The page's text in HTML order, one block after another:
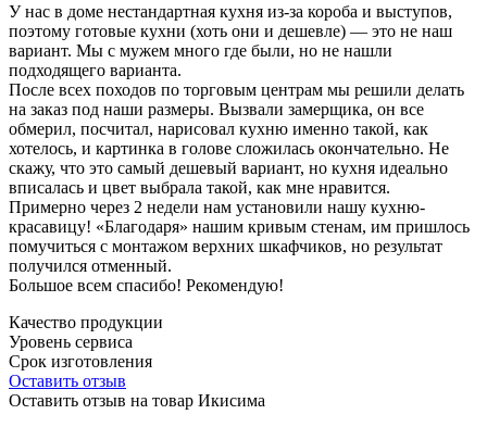
У нас в доме нестандартная кухня из-за короба и выступов,
поэтому готовые кухни (хоть они и дешевле) — это не наш
вариант. Мы с мужем много где были, но не нашли
подходящего варианта.
После всех походов по торговым центрам мы решили делать
на заказ под наши размеры. Вызвали замерщика, он все
обмерил, посчитал, нарисовал кухню именно такой, как
хотелось, и картинка в голове сложилась окончательно. Не
скажу, что это самый дешевый вариант, но кухня идеально
вписалась и цвет выбрала такой, как мне нравится.
Примерно через 2 недели нам установили нашу кухню-
красавицу! «Благодаря» нашим кривым стенам, им пришлось
помучиться с монтажом верхних шкафчиков, но результат
получился отменный.
Большое всем спасибо! Рекомендую!
Качество продукции
Уровень сервиса
Срок изготовления
Оставить отзыв
Оставить отзыв на товар Икисима